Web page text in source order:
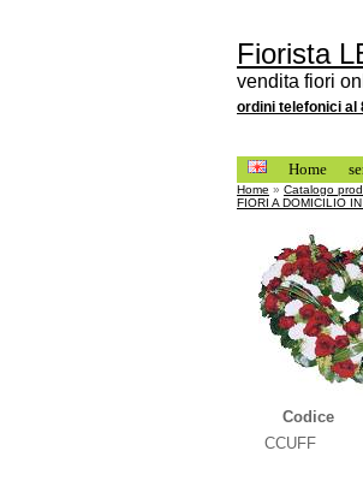
Fiorista
vendita fiori
ordini telefonici al
Home
Home » Catalogo
FIORI A DOMICILIO
Codice
CCUFF